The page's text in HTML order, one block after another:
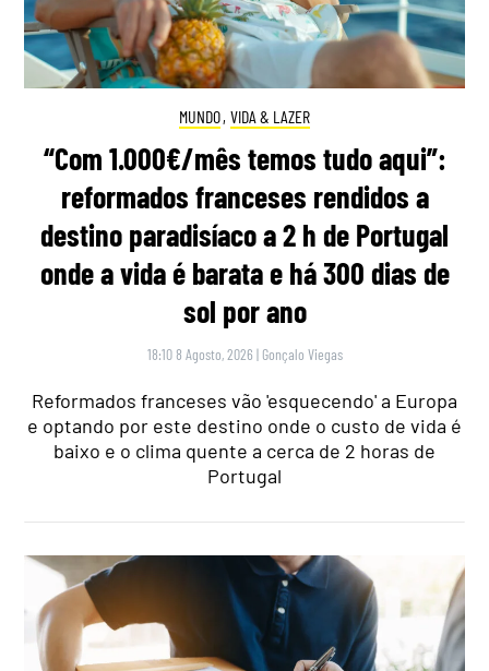
MUNDO, VIDA & LAZER
“Com 1.000€/mês temos tudo aqui”:
reformados franceses rendidos a
destino paradisíaco a 2 h de Portugal
onde a vida é barata e há 300 dias de
sol por ano
18:10 8 Agosto, 2026 | Gonçalo Viegas
Reformados franceses vão 'esquecendo' a Europa
e optando por este destino onde o custo de vida é
baixo e o clima quente a cerca de 2 horas de
Portugal